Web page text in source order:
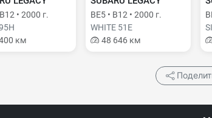
• 2000 г.
км
BE5 • B12 • 2000 г.
WHITE 51E
48 646 км